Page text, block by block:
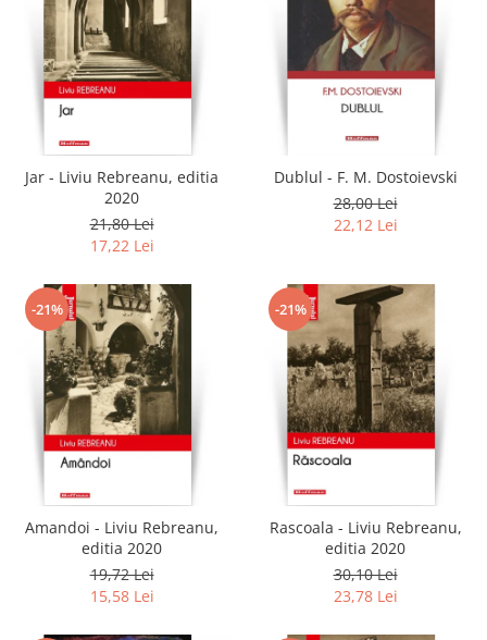
Jar - Liviu Rebreanu, editia
2020
21,80 Lei
17,22 Lei
Dublul - F. M. Dostoievski
28,00 Lei
22,12 Lei
-21%
Amandoi - Liviu Rebreanu,
editia 2020
19,72 Lei
15,58 Lei
-21%
Rascoala - Liviu Rebreanu,
editia 2020
30,10 Lei
23,78 Lei